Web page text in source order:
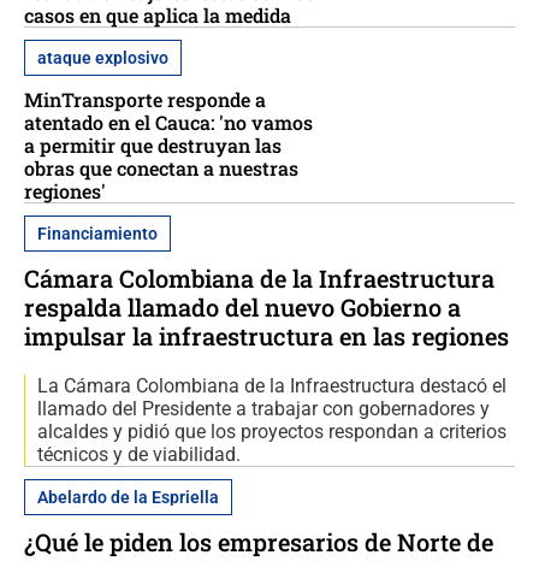
casos en que aplica la medida
ataque explosivo
MinTransporte responde a
atentado en el Cauca: 'no vamos
a permitir que destruyan las
obras que conectan a nuestras
regiones'
Financiamiento
Cámara Colombiana de la Infraestructura
respalda llamado del nuevo Gobierno a
impulsar la infraestructura en las regiones
La Cámara Colombiana de la Infraestructura destacó el
llamado del Presidente a trabajar con gobernadores y
alcaldes y pidió que los proyectos respondan a criterios
técnicos y de viabilidad.
Abelardo de la Espriella
¿Qué le piden los empresarios de Norte de